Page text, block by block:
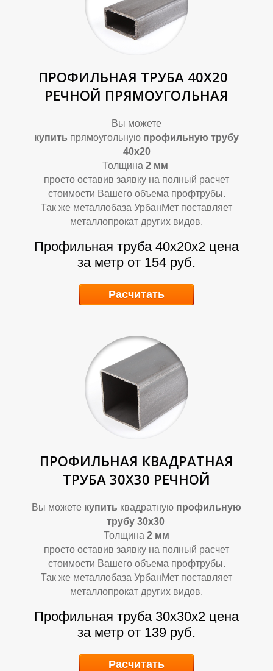
К
А
ПРОФИЛЬНАЯ ТРУБА 40Х20
РЕЧНОЙ ПРЯМОУГОЛЬНАЯ
Вы можете
купить прямоугольную профильную трубу
40х20
Толщина 2 мм
просто оставив заявку на полный расчет
стоимости Вашего объема профтрубы.
Так же металлобаза УрбанМет поставляет
металлопрокат других видов.
Профильная труба 40х20х2 цена
за метр от 154 руб.
Расчитать
ПРОФИЛЬНАЯ КВАДРАТНАЯ
ТРУБА 30Х30 РЕЧНОЙ
Вы можете купить квадратную профильную
трубу 30х30
Толщина 2 мм
просто оставив заявку на полный расчет
стоимости Вашего объема профтрубы.
Так же металлобаза УрбанМет поставляет
металлопрокат других видов.
Профильная труба 30х30х2 цена
за метр от 139 руб.
Расчитать
К
А